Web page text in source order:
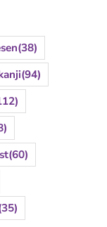
(38)
(94)
(60)